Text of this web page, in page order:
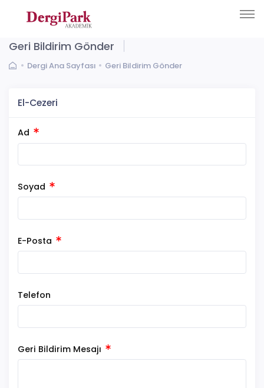
Geri Bildirim Gönder
Dergi Ana Sayfası Geri Bildirim Gönder
El-Cezeri
Ad
Soyad
E-Posta
Telefon
Geri Bildirim Mesajı